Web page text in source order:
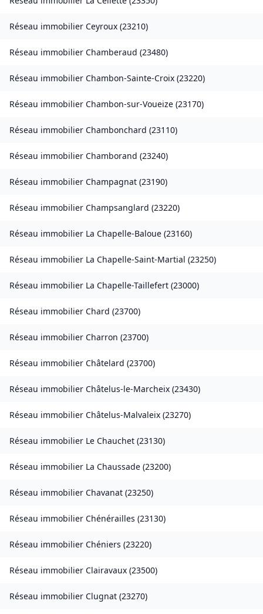
Réseau immobilier Ceyroux (23210)
Réseau immobilier Chamberaud (23480)
Réseau immobilier Chambon-Sainte-Croix (23220)
Réseau immobilier Chambon-sur-Voueize (23170)
Réseau immobilier Chambonchard (23110)
Réseau immobilier Chamborand (23240)
Réseau immobilier Champagnat (23190)
Réseau immobilier Champsanglard (23220)
Réseau immobilier La Chapelle-Baloue (23160)
Réseau immobilier La Chapelle-Saint-Martial (23250)
Réseau immobilier La Chapelle-Taillefert (23000)
Réseau immobilier Chard (23700)
Réseau immobilier Charron (23700)
Réseau immobilier Châtelard (23700)
Réseau immobilier Châtelus-le-Marcheix (23430)
Réseau immobilier Châtelus-Malvaleix (23270)
Réseau immobilier Le Chauchet (23130)
Réseau immobilier La Chaussade (23200)
Réseau immobilier Chavanat (23250)
Réseau immobilier Chénérailles (23130)
Réseau immobilier Chéniers (23220)
Réseau immobilier Clairavaux (23500)
Réseau immobilier Clugnat (23270)